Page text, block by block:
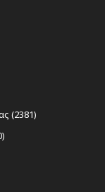
(2381)